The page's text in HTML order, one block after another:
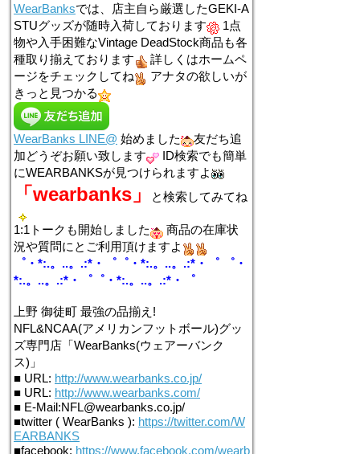
WearBanksでは、店主自ら厳選したGEKI-A
STUグッズが随時入荷しております
1点
物や入手困難なVintage DeadStock商品も各
種取り揃えております
詳しくはホームペ
ージをチェックしてね
アナタの欲しいが
きっと見つかる
WearBanks LINE@ 始めました
友だち追
加どうぞお願い致します
ID検索でも簡単
にWEARBANKSが見つけられますよ
「wearbanks」 と検索してみてね
1:1トークも開始しました
商品の在庫状
況や質問にとご利用頂けますよ
゜・*:.。..。.:*・゜゜・*:.。..。.:*・゜ ゜・
*:.。..。.:*・゜゜・*:.。..。.:*・゜
上野 御徒町 最強の品揃え!
NFL&NCAA(アメリカンフットボール)グッ
ズ専門店「WearBanks(ウェアーバンク
ス)」
■ URL: http://www.wearbanks.co.jp/
■ URL: http://www.wearbanks.com/
■ E-Mail:NFL@wearbanks.co.jp/
■twitter ( WearBanks ): https://twitter.com/W
EARBANKS
■facebook: https://www.facebook.com/wearb